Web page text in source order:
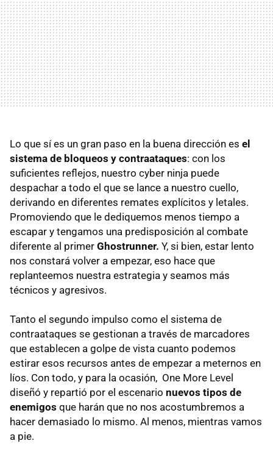
Lo que sí es un gran paso en la buena dirección es el
sistema de bloqueos y contraataques: con los
suficientes reflejos, nuestro cyber ninja puede
despachar a todo el que se lance a nuestro cuello,
derivando en diferentes remates explícitos y letales.
Promoviendo que le dediquemos menos tiempo a
escapar y tengamos una predisposición al combate
diferente al primer Ghostrunner. Y, si bien, estar lento
nos constará volver a empezar, eso hace que
replanteemos nuestra estrategia y seamos más
técnicos y agresivos.
Tanto el segundo impulso como el sistema de
contraataques se gestionan a través de marcadores
que establecen a golpe de vista cuanto podemos
estirar esos recursos antes de empezar a meternos en
líos. Con todo, y para la ocasión, One More Level
diseñó y repartió por el escenario nuevos tipos de
enemigos que harán que no nos acostumbremos a
hacer demasiado lo mismo. Al menos, mientras vamos
a pie.